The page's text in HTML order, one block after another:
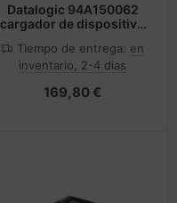
Datalogic 94A150062
cargador de dispositivo
Tiempo de entrega: en
inventario, 2-4 dias
169,80 €